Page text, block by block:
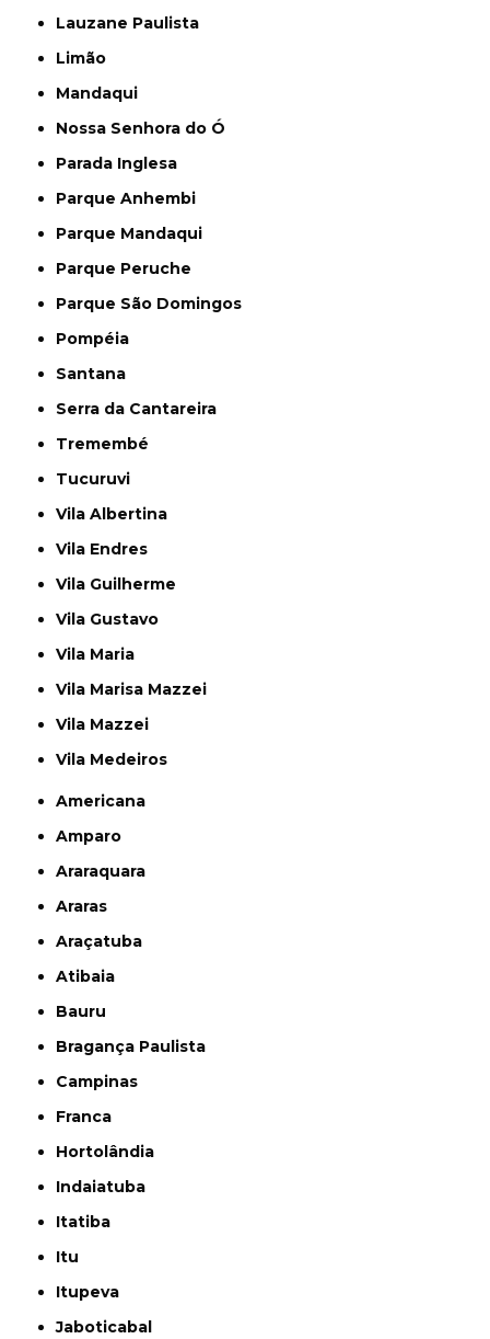
Lauzane Paulista
Limão
Mandaqui
Nossa Senhora do Ó
Parada Inglesa
Parque Anhembi
Parque Mandaqui
Parque Peruche
Parque São Domingos
Pompéia
Santana
Serra da Cantareira
Tremembé
Tucuruvi
Vila Albertina
Vila Endres
Vila Guilherme
Vila Gustavo
Vila Maria
Vila Marisa Mazzei
Vila Mazzei
Vila Medeiros
Americana
Amparo
Araraquara
Araras
Araçatuba
Atibaia
Bauru
Bragança Paulista
Campinas
Franca
Hortolândia
Indaiatuba
Itatiba
Itu
Itupeva
Jaboticabal